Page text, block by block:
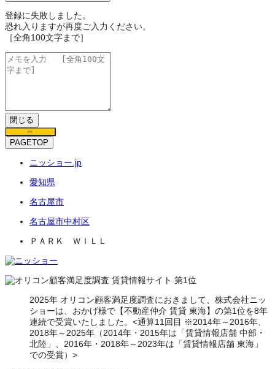
登録に失敗しました。
恐れ入りますが再度ご入力ください。
［全角100文字まで］
閉じる
保存
PAGETOP
ニッショー.jp
愛知県
名古屋市
名古屋市中村区
ＰＡＲＫ ＷＩＬＬ
2025年 オリコン顧客満足度調査におきまして、株式会社ニッ
ショーは、おかげ様で【不動産仲介 賃貸 東海】の第1位を8年
連続で受賞いたしました。<通算11回目 ※2014年～2016年、
2018年～2025年（2014年・2015年は「賃貸情報店舗 中部・
北陸」、2016年・2018年～2023年は「賃貸情報店舗 東海」
での受賞）>